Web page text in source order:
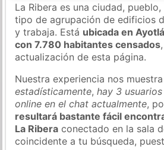
La Ribera es una ciudad,
tipo de agrupación de edificios
y trabaja. Está ubicada en
con 7.780 habitantes censados
actualización de esta página.
Nuestra experiencia nos
estadísticamente,hay 3
online en el chat actualmente,
resultará bastante fácil
La Ribera conectado en la sala
coincidente a tu búsqueda,